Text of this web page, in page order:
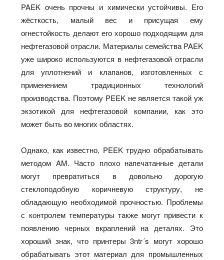
PAEK очень прочны и химически устойчивы. Его
жёсткость, малый вес и присущая ему
огнестойкость делают его хорошо подходящим для
нефтегазовой отрасли. Материалы семейства PAEK
уже широко используются в нефтегазовой отрасли
для уплотнений и клапанов, изготовленных с
применением традиционных технологий
производства. Поэтому PEEK не является такой уж
экзотикой для нефтегазовой компании, как это
может быть во многих областях.
Однако, как известно, PEEK трудно обрабатывать
методом AM. Часто плохо напечатанные детали
могут превратиться в довольно дорогую
стеклоподобную коричневую структуру, не
обладающую необходимой прочностью. Проблемы
с контролем температуры также могут привести к
появлению черных вкраплений на деталях. Это
хороший знак, что принтеры 3ntr´s могут хорошо
обрабатывать этот материал для промышленных